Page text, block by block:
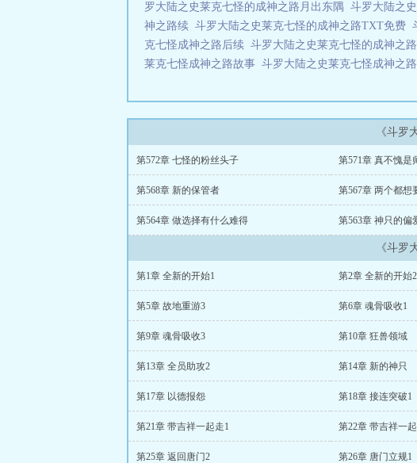
罗大陆之史莱克七怪的成神之路月出东隅 斗罗大陆之
神之路续 斗罗大陆之史莱克七怪的成神之路TXT免费
克七怪成神之路后续 斗罗大陆之史莱克七怪的成神之
莱克七怪成神之路故事 斗罗大陆之史莱克七怪成神之
《斗罗
第572章 七怪的粉丝头子 第571章 真不愧是
第568章 新的保管者 第567章 两个都想
第564章 做选择有什么难得 第563章 神只的偏
《斗罗
第1章 全新的开始1 第2章 全新的开始2
第5章 故地重游3 第6章 魂骨吸收1
第9章 魂骨吸收3 第10章 狂兽领域
第13章 全员助攻2 第14章 新的神只
第17章 以德报怨 第18章 接连突破1
第21章 带吉祥一起走1 第22章 带吉祥一
第25章 返回唐门2 第26章 唐门立规1